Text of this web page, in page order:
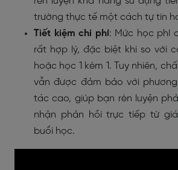
trường thực tế một cách tự tin
Tiết kiệm chi phí: Mức học phí
rất hợp lý, đặc biệt khi so với
hoặc học 1 kèm 1. Tuy nhiên,
vẫn được đảm bảo với
tác cao, giúp bạn rèn luyện
nhận phản hồi trực tiếp từ
buổi học.